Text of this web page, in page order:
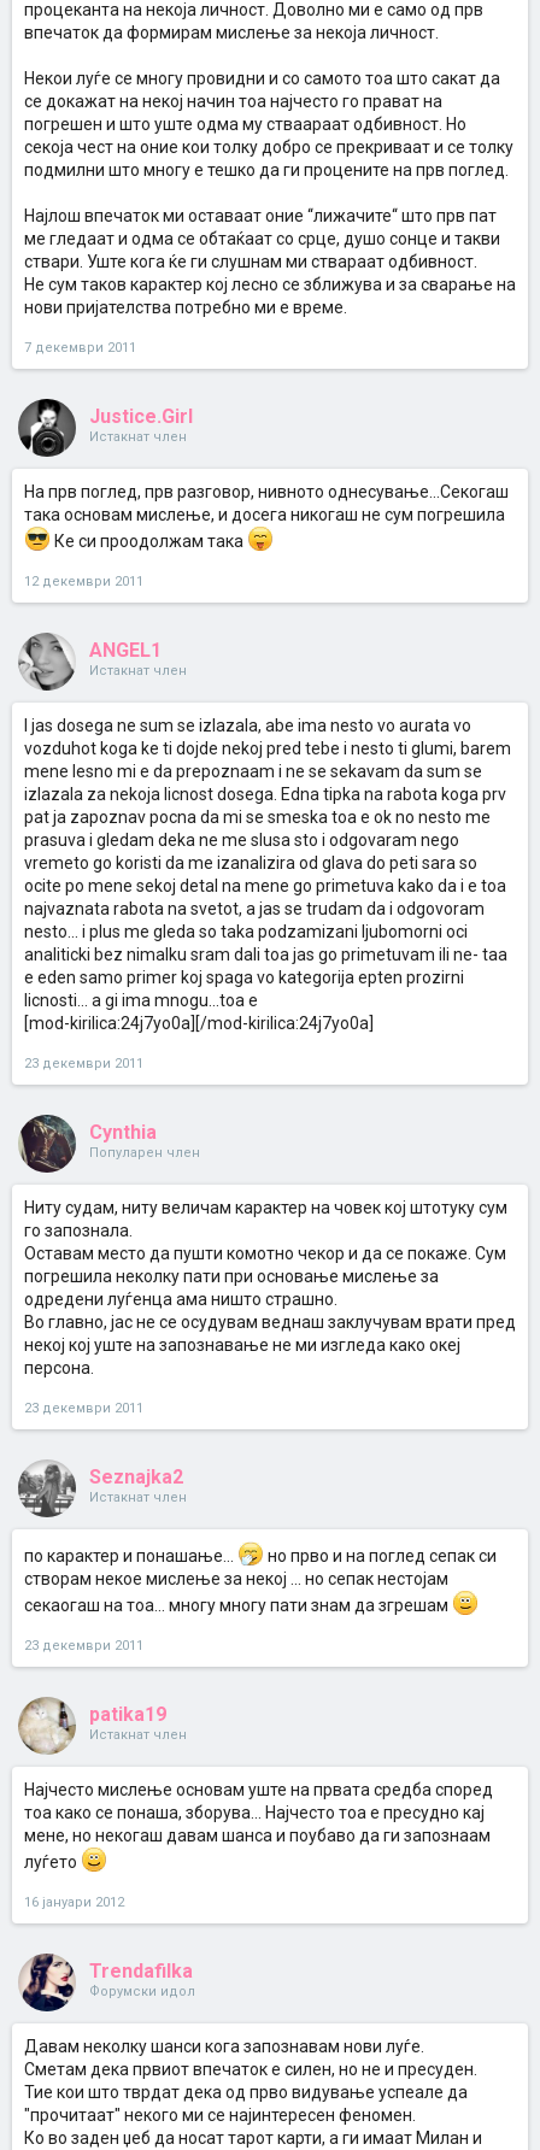
процеканта на некоја личност. Доволно ми е само од прв
впечаток да формирам мислење за некоја личност.
Некои луѓе се многу провидни и со самото тоа што сакат да
се докажат на некој начин тоа најчесто го прават на
погрешен и што уште одма му стваараат одбивност. Но
секоја чест на оние кои толку добро се прекриваат и се толку
подмилни што многу е тешко да ги процените на прв поглед.
Најлош впечаток ми оставаат оние ‘‘лижачите‘‘ што прв пат
ме гледаат и одма се обтаќаат со срце, душо сонце и такви
ствари. Уште кога ќе ги слушнам ми ствараат одбивност.
Не сум таков карактер кој лесно се зближува и за сварање на
нови пријателства потребно ми е време.
7 декември 2011
Justice.Girl
Истакнат член
На прв поглед, прв разговор, нивното однесување...Секогаш
така основам мислење, и досега никогаш не сум погрешила
Ке си проодолжам така
12 декември 2011
ANGEL1
Истакнат член
I jas dosega ne sum se izlazala, abe ima nesto vo aurata vo
vozduhot koga ke ti dojde nekoj pred tebe i nesto ti glumi, barem
mene lesno mi e da prepoznaam i ne se sekavam da sum se
izlazala za nekoja licnost dosega. Edna tipka na rabota koga prv
pat ja zapoznav pocna da mi se smeska toa e ok no nesto me
prasuva i gledam deka ne me slusa sto i odgovaram nego
vremeto go koristi da me izanalizira od glava do peti sara so
ocite po mene sekoj detal na mene go primetuva kako da i e toa
najvaznata rabota na svetot, a jas se trudam da i odgovoram
nesto... i plus me gleda so taka podzamizani ljubomorni oci
analiticki bez nimalku sram dali toa jas go primetuvam ili ne- taa
e eden samo primer koj spaga vo kategorija epten prozirni
licnosti... a gi ima mnogu...toa e
[mod-kirilica:24j7yo0a][/mod-kirilica:24j7yo0a]
23 декември 2011
Cynthia
Популарен член
Ниту судам, ниту величам карактер на човек кој штотуку сум
го запознала.
Оставам место да пушти комотно чекор и да се покаже. Сум
погрешила неколку пати при основање мислење за
одредени луѓенца ама ништо страшно.
Во главно, јас не се осудувам веднаш заклучувам врати пред
некој кој уште на запознавање не ми изгледа како океј
персона.
23 декември 2011
Seznajka2
Истакнат член
по карактер и понашање...
но прво и на поглед сепак си
створам некое мислење за некој ... но сепак нестојам
секаогаш на тоа... многу многу пати знам да згрешам
23 декември 2011
patika19
Истакнат член
Најчесто мислење основам уште на првата средба според
тоа како се понаша, зборува... Најчесто тоа е пресудно кај
мене, но некогаш давам шанса и поубаво да ги запознаам
луѓето
16 јануари 2012
Trendafilka
Форумски идол
Давам неколку шанси кога запознавам нови луѓе.
Сметам дека првиот впечаток е силен, но не и пресуден.
Тие кои што тврдат дека од прво видување успеале да
"прочитаат" некого ми се најинтересен феномен.
Ко во заден џеб да носат тарот карти, а ги имаат Милан и